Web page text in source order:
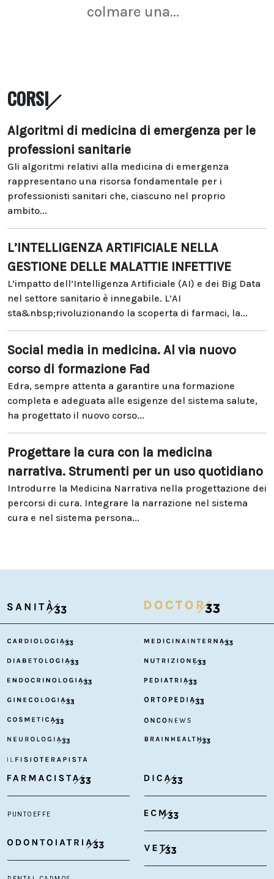
colmare una...
CORSI
Algoritmi di medicina di emergenza per le
professioni sanitarie
Gli algoritmi relativi alla medicina di emergenza
rappresentano una risorsa fondamentale per i
professionisti sanitari che, ciascuno nel proprio
ambito...
L’INTELLIGENZA ARTIFICIALE NELLA
GESTIONE DELLE MALATTIE INFETTIVE
L’impatto dell’Intelligenza Artificiale (AI) e dei Big Data
nel settore sanitario è innegabile. L’AI
sta&nbsp;rivoluzionando la scoperta di farmaci, la...
Social media in medicina. Al via nuovo
corso di formazione Fad
Edra, sempre attenta a garantire una formazione
completa e adeguata alle esigenze del sistema salute,
ha progettato il nuovo corso...
Progettare la cura con la medicina
narrativa. Strumenti per un uso quotidiano
Introdurre la Medicina Narrativa nella progettazione dei
percorsi di cura. Integrare la narrazione nel sistema
cura e nel sistema persona...